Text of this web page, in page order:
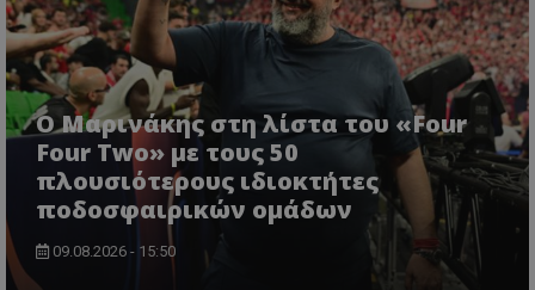
Ο Μαρινάκης στη λίστα του «Four
Four Two» με τους 50
πλουσιότερους ιδιοκτήτες
ποδοσφαιρικών ομάδων
09.08.2026 - 15:50